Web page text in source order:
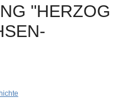
"HERZOG